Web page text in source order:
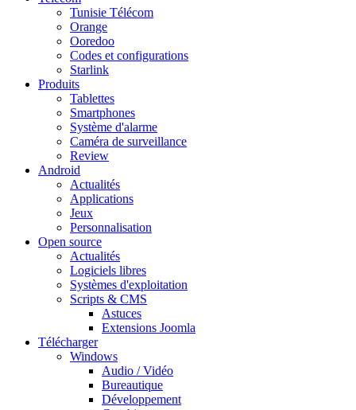
Tunisie Télécom
Orange
Ooredoo
Codes et configurations
Starlink
Produits
Tablettes
Smartphones
Système d'alarme
Caméra de surveillance
Review
Android
Actualités
Applications
Jeux
Personnalisation
Open source
Actualités
Logiciels libres
Systèmes d'exploitation
Scripts & CMS
Astuces
Extensions Joomla
Télécharger
Windows
Audio / Vidéo
Bureautique
Développement